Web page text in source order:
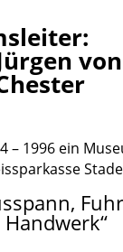
1996 ein